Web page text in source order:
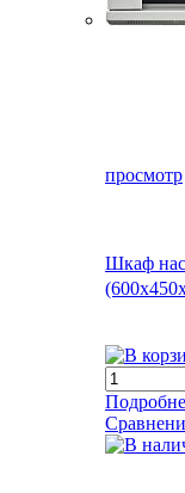
просмотр
Шкаф